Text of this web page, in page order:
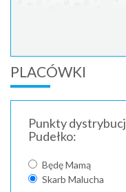
PLACÓWKI
Punkty
Pudełko:
Będę Mamą
Skarb Malucha